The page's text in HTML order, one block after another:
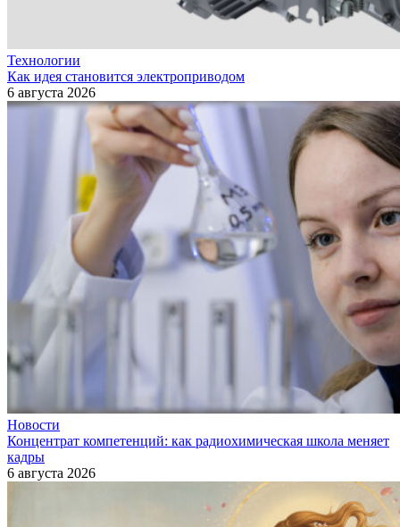
Технологии
Как идея становится электроприводом
6 августа 2026
Новости
Концентрат компетенций: как радиохимическая школа меняет
кадры
6 августа 2026